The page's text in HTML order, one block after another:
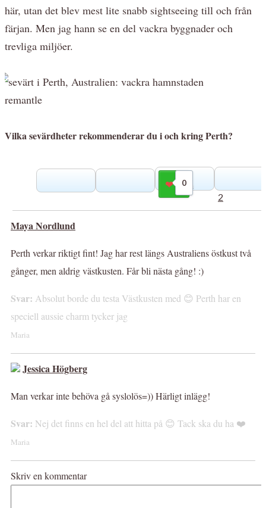
här, utan det blev mest lite snabb sightseeing till och från
färjan. Men jag hann se en del vackra byggnader och
trevliga miljöer.
Vilka sevärdheter rekommenderar du i och kring Perth?
0
Gilla
2
Maya Nordlund
Perth verkar riktigt fint! Jag har rest längs Australiens östkust två
gånger, men aldrig västkusten. Får bli nästa gång! :)
Svar: Absolut borde du testa Västkusten med 😊 Perth har en
speciell aussie charm tycker jag
Maria
Jessica Högberg
Man verkar inte behöva gå syslolös=)) Härligt inlägg!
Svar: Nej det finns en hel del att hitta på 😊 Tack ska du ha ❤️
Maria
Skriv en kommentar